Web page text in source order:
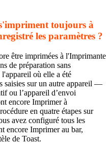
toujours à
les paramètres ?
être imprimées à l'Imprimante
de préparation sans
où elle a été
saisies sur un autre appareil —
ou l’appareil d’envoi
encore Imprimer à
en quatre étapes sur
avez configuré tous les
encore Imprimer au bar,
de Toast.